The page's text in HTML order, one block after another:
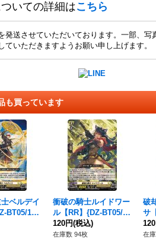
いての詳細はこちら
送させていただいております。一部、
いただきますようお願い申し上げます。
も買っています
ベルデイ
BT05/10
ンクチュ
衝破の騎士ルイドワー
ル【RR】{DZ-BT05/03
3}《ケテルサンクチュ
アリ》
120円(税込)
在庫数 94枚
破
サ
0}
ア
在